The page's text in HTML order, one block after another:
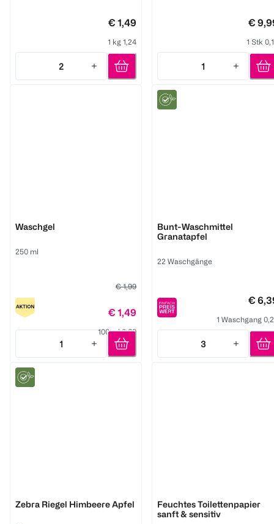
€ 1,49
1 kg 1,24
2
Quantity: 2
€
1 Stk
1
Quantity: 1
Waschgel
250 ml
€ 1,99
€ 1,49
100 ml 0,60
1
Quantity: 1
Bunt-Waschmittel
Granatapfel
22 Waschgänge
€
1 Waschgang
3
Quantity: 3
Zebra Riegel Himbeere Apfel
Feuchtes Toilettenpapier
sanft & sensitiv